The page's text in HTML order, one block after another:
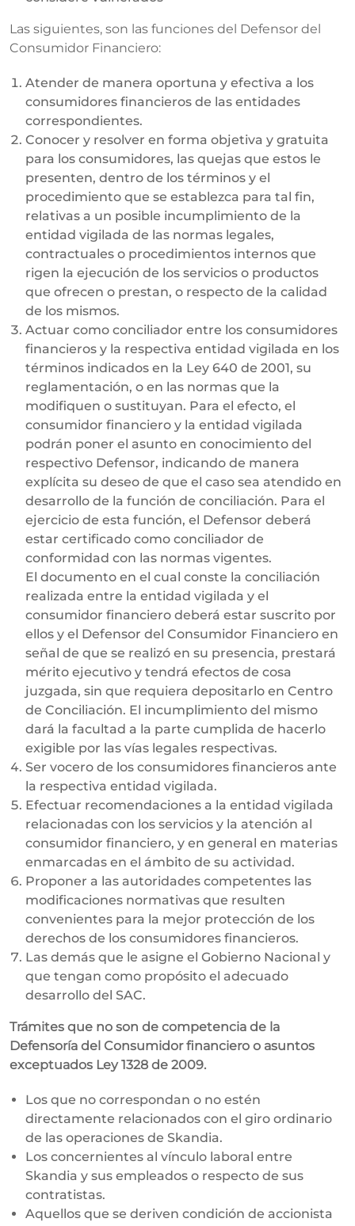
Las siguientes, son las funciones del Defensor del
Consumidor Financiero:
Atender de manera oportuna y efectiva a los
consumidores financieros de las entidades
correspondientes.
Conocer y resolver en forma objetiva y gratuita
para los consumidores, las quejas que estos le
presenten, dentro de los términos y el
procedimiento que se establezca para tal fin,
relativas a un posible incumplimiento de la
entidad vigilada de las normas legales,
contractuales o procedimientos internos que
rigen la ejecución de los servicios o productos
que ofrecen o prestan, o respecto de la calidad
de los mismos.
Actuar como conciliador entre los consumidores
financieros y la respectiva entidad vigilada en los
términos indicados en la Ley 640 de 2001, su
reglamentación, o en las normas que la
modifiquen o sustituyan. Para el efecto, el
consumidor financiero y la entidad vigilada
podrán poner el asunto en conocimiento del
respectivo Defensor, indicando de manera
explícita su deseo de que el caso sea atendido en
desarrollo de la función de conciliación. Para el
ejercicio de esta función, el Defensor deberá
estar certificado como conciliador de
conformidad con las normas vigentes.
El documento en el cual conste la conciliación
realizada entre la entidad vigilada y el
consumidor financiero deberá estar suscrito por
ellos y el Defensor del Consumidor Financiero en
señal de que se realizó en su presencia, prestará
mérito ejecutivo y tendrá efectos de cosa
juzgada, sin que requiera depositarlo en Centro
de Conciliación. El incumplimiento del mismo
dará la facultad a la parte cumplida de hacerlo
exigible por las vías legales respectivas.
Ser vocero de los consumidores financieros ante
la respectiva entidad vigilada.
Efectuar recomendaciones a la entidad vigilada
relacionadas con los servicios y la atención al
consumidor financiero, y en general en materias
enmarcadas en el ámbito de su actividad.
Proponer a las autoridades competentes las
modificaciones normativas que resulten
convenientes para la mejor protección de los
derechos de los consumidores financieros.
Las demás que le asigne el Gobierno Nacional y
que tengan como propósito el adecuado
desarrollo del SAC.
Trámites que no son de competencia de la
Defensoría del Consumidor financiero o asuntos
exceptuados Ley 1328 de 2009.
Los que no correspondan o no estén
directamente relacionados con el giro ordinario
de las operaciones de Skandia.
Los concernientes al vínculo laboral entre
Skandia y sus empleados o respecto de sus
contratistas.
Aquellos que se deriven condición de accionista